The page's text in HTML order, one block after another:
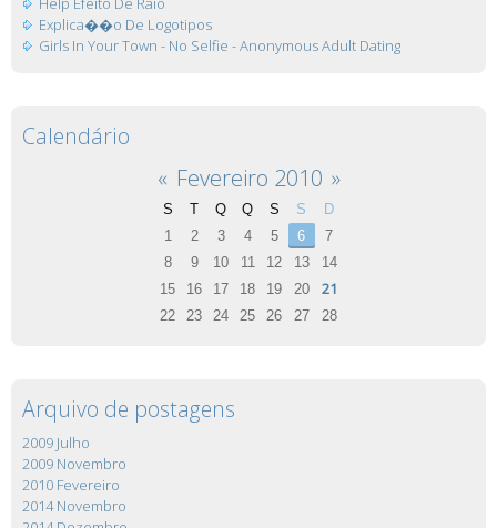
Explica��o De Logotipos
Girls In Your Town - No Selfie - Anonymous Adult Dating
Calendário
« Fevereiro 2010 »
S T Q Q S S
D
1
2 3 4 5 6
7
8
9 10 11 12 13
14
15
16 17 18 19 20 21
22 23 24 25 26 27 28
Arquivo de postagens
2009 Julho
2009 Novembro
2010 Fevereiro
2014 Novembro